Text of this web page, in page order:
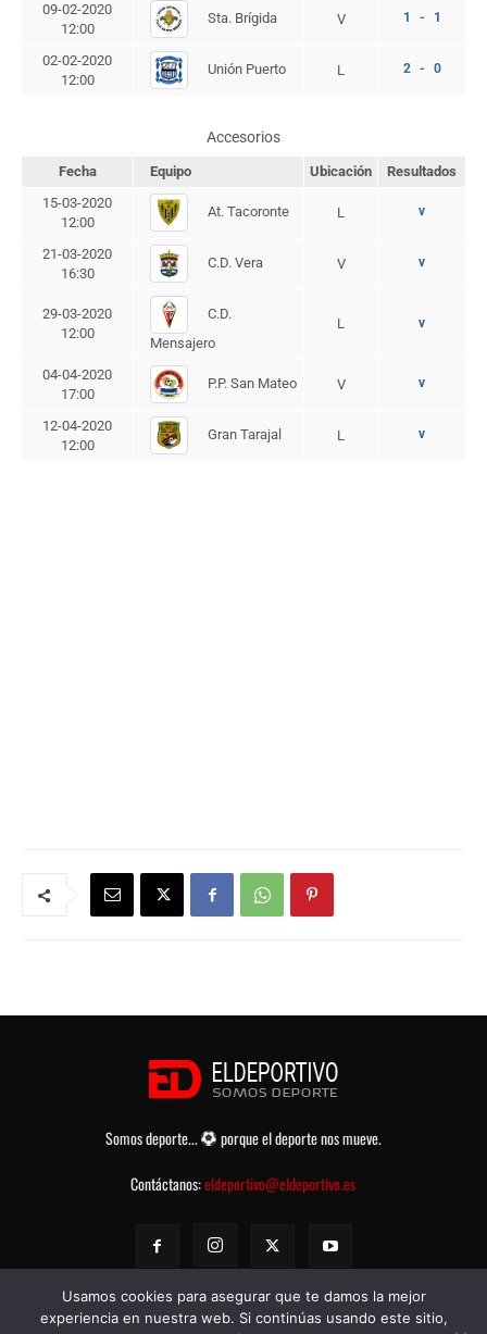
09-02-2020
12:00
Sta. Brígida V 1 - 1
02-02-2020
12:00
Unión Puerto L 2 - 0
Accesorios
Fecha Equipo Ubicación
Resultados
15-03-2020
12:00
At. Tacoronte L v
21-03-2020
16:30
C.D. Vera V v
29-03-2020
12:00
C.D.
Mensajero
L v
04-04-2020
17:00
P.P. San Mateo V v
12-04-2020
12:00
Gran Tarajal L v
Somos deporte...
porque el deporte nos mueve.
Contáctanos:eldeportivo@eldeportivo.es
Usamos cookies para asegurar que te damos la mejor
experiencia en nuestra web. Si continúas usando este sitio,